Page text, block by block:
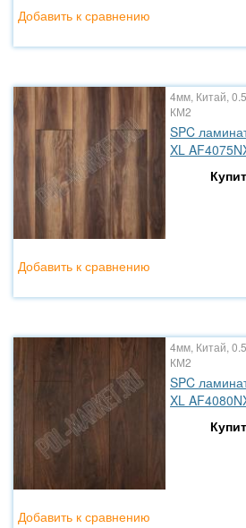
Добавить к сравнению
4мм, Китай,
КМ2
SPC
XL
Добавить к сравнению
4мм, Китай,
КМ2
SPC
XL
Добавить к сравнению